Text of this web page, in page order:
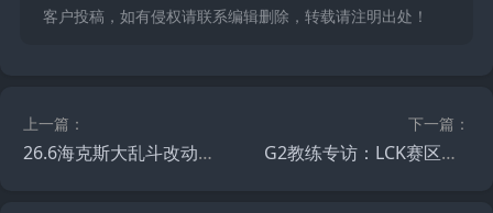
客户投稿，如有侵权请联系编辑删除，转载请注明出处！
上一篇：
26.6海克斯大乱斗改动：斯维因、瑟提等增强，金币雨套装重做
下一篇：
G2教练专访：LCK赛区统治力神话终结？深度解析东西方电竞实力差距真相